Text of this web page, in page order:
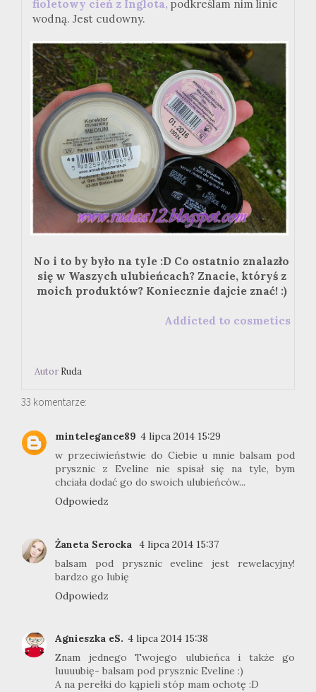
fioletowy cień z Inglota, podkreślam nim linie
wodną. Jest cudowny.
No i to by było na tyle :D Co ostatnio znalazło
się w Waszych ulubieńcach? Znacie, któryś z
moich produktów? Koniecznie dajcie znać! :)
Addicted to cosmetics
Autor Ruda
33 komentarze:
mintelegance89 4 lipca 2014 15:29
w przeciwieństwie do Ciebie u mnie balsam pod
prysznic z Eveline nie spisał się na tyle, bym
chciała dodać go do swoich ulubieńców...
Odpowiedz
Żaneta Serocka 4 lipca 2014 15:37
balsam pod prysznic eveline jest rewelacyjny!
bardzo go lubię
Odpowiedz
Agnieszka eS. 4 lipca 2014 15:38
Znam jednego Twojego ulubieńca i także go
luuuubię- balsam pod prysznic Eveline :)
A na perełki do kąpieli stóp mam ochotę :D